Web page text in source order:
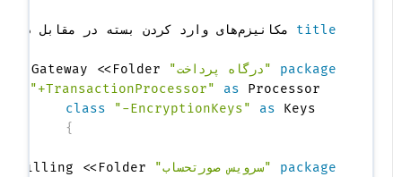
title
package "درگاه پرداخت" as Gateway <<Folder>>
"+TransactionProcessor" as
class "-EncryptionKeys" as Keys
package "سرویس صورتحساب" Billing <<Folder>>